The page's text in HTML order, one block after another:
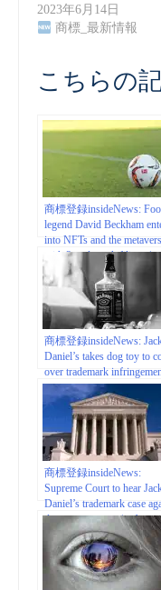
2023年6月14日
商標_最新情報
こちらの
商標登録insideNews:
legend David Beckham
into NFTs and the
with 3 trademark filings |
finbold.com
商標登録insideNews:
Daniel’s takes dog toy to
over trademark
商標登録insideNews:
Supreme Court to hear
Daniel’s trademark case
dog toy company |